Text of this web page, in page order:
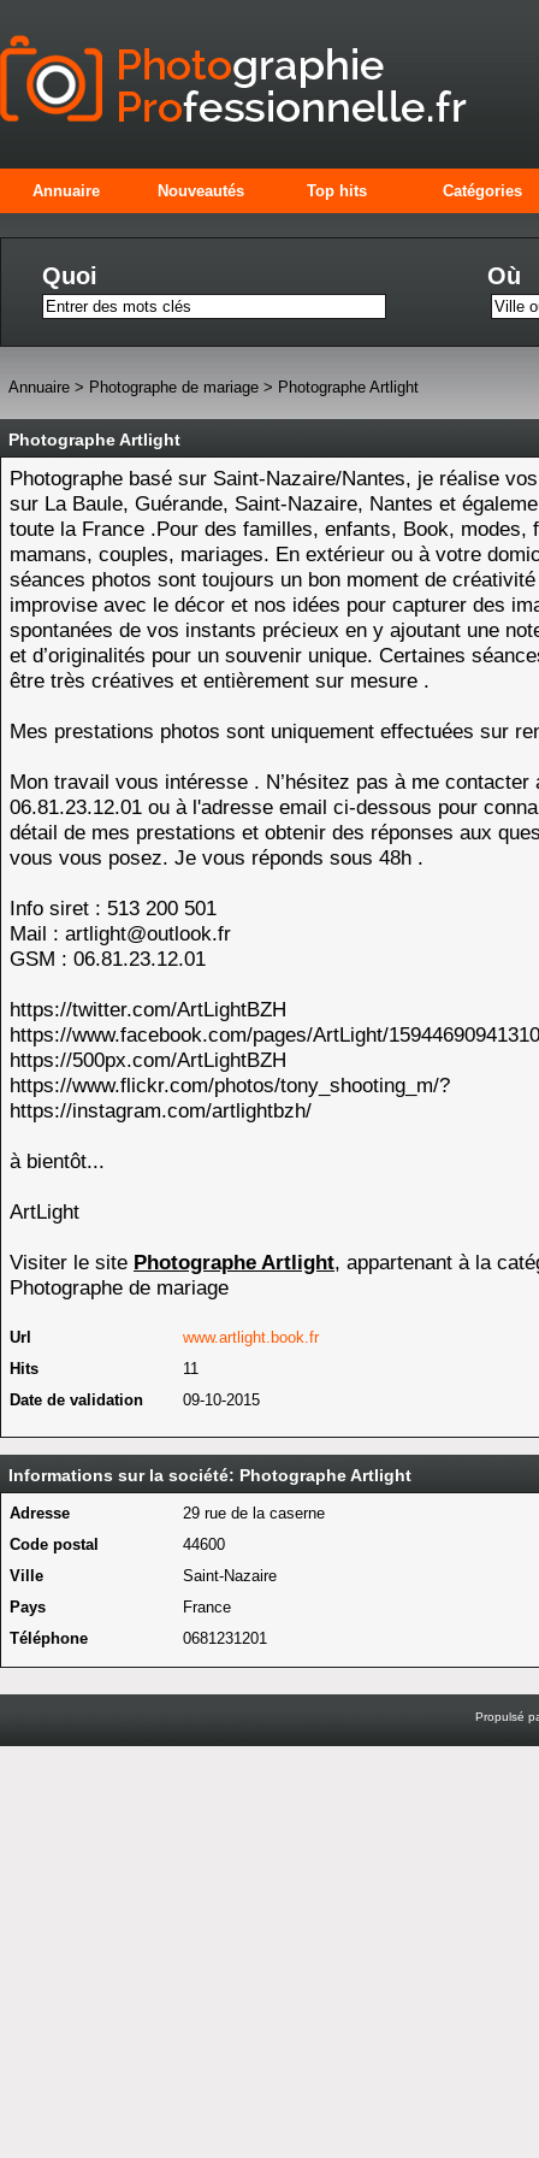
Annuaire Nouveautés Top hits Catégories
Quoi Où
Annuaire > Photographe de mariage > Photographe Artlight
Photographe Artlight
Photographe basé sur Saint-Nazaire/Nantes, je réalise
sur La Baule, Guérande, Saint-Nazaire, Nantes et
toute la France .Pour des familles, enfants, Book, modes,
mamans, couples, mariages. En extérieur ou à votre
séances photos sont toujours un bon moment de créativité
improvise avec le décor et nos idées pour capturer des
spontanées de vos instants précieux en y ajoutant une
et d’originalités pour un souvenir unique. Certaines
être très créatives et entièrement sur mesure .
Mes prestations photos sont uniquement effectuées sur
Mon travail vous intéresse . N’hésitez pas à me contacter
06.81.23.12.01 ou à l'adresse email ci-dessous pour
détail de mes prestations et obtenir des réponses aux
vous vous posez. Je vous réponds sous 48h .
Info siret : 513 200 501
Mail : artlight@outlook.fr
GSM : 06.81.23.12.01
https://twitter.com/ArtLightBZH
https://www.facebook.com/pages/ArtLight/
https://500px.com/ArtLightBZH
https://www.flickr.com/photos/tony_shooting_m/?
https://instagram.com/artlightbzh/
à bientôt...
ArtLight
Visiter le site Photographe Artlight, appartenant à la
Photographe de mariage
Url
www.artlight.book.fr
Hits
11
Date de validation
09-10-2015
Informations sur la société: Photographe Artlight
Adresse
29 rue de la caserne
Code postal
44600
Ville
Saint-Nazaire
Pays
France
Téléphone
0681231201
Propulsé